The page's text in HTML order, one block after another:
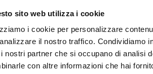
sito web utilizza i cookie
i cookie per personalizzare
il nostro traffico. Condividiamo
nostri partner che si occupano di analisi
con altre informazioni che hai
Seguici sui social